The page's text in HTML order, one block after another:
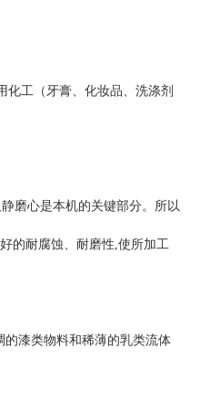
化工（牙膏、化妆品、洗涤剂
磨心是本机的关键部分。所以
的耐腐蚀、耐磨性,使所加工
漆类物料和稀薄的乳类流体